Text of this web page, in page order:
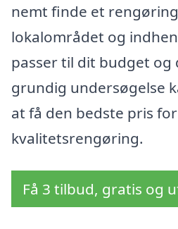
nemt finde et
lokalområdet og
passer til dit budget og
grundig undersøgelse
at få den bedste pris for
kvalitetsrengøring.
Få 3 tilbud, gratis og